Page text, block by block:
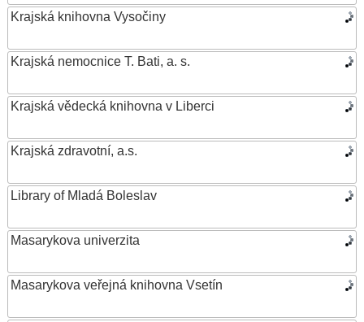
Krajská knihovna Vysočiny
Krajská nemocnice T. Bati, a. s.
Krajská vědecká knihovna v Liberci
Krajská zdravotní, a.s.
Library of Mladá Boleslav
Masarykova univerzita
Masarykova veřejná knihovna Vsetín